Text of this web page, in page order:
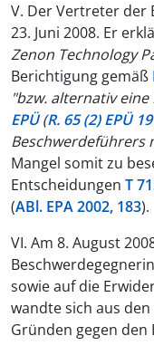
V. Der Vertreter der
23. Juni 2008. Er
Zenon Technology
Berichtigung gemäß
"bzw. alternativ
EPÜ(R. 65 (2) EPÜ
Beschwerdeführers
Mangel somit zu
Entscheidungen T
(ABl. EPA 2002, 183).
VI. Am 8. August
sowie auf die
wandte sich aus
Gründen gegen